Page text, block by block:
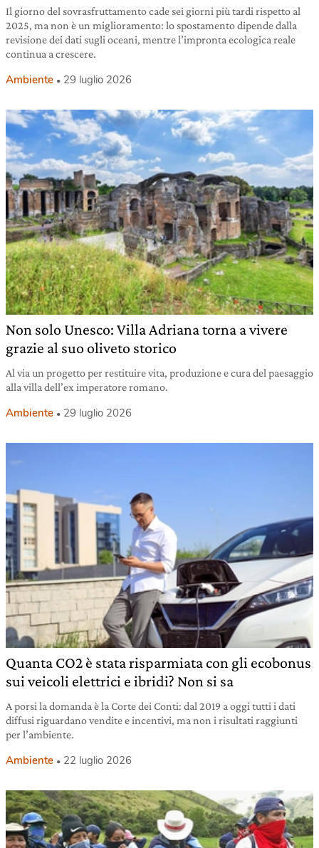
Il giorno del sovrasfruttamento cade sei giorni più tardi rispetto al
2025, ma non è un miglioramento: lo spostamento dipende dalla
revisione dei dati sugli oceani, mentre l’impronta ecologica reale
continua a crescere.
Ambiente 29 luglio 2026
Non solo Unesco: Villa Adriana torna a vivere
grazie al suo oliveto storico
Al via un progetto per restituire vita, produzione e cura del paesaggio
alla villa dell’ex imperatore romano.
Ambiente 29 luglio 2026
Quanta CO2 è stata risparmiata con gli ecobonus
sui veicoli elettrici e ibridi? Non si sa
A porsi la domanda è la Corte dei Conti: dal 2019 a oggi tutti i dati
diffusi riguardano vendite e incentivi, ma non i risultati raggiunti
per l’ambiente.
Ambiente 22 luglio 2026